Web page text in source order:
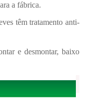
a fábrica.
têm tratamento anti-
e desmontar, baixo